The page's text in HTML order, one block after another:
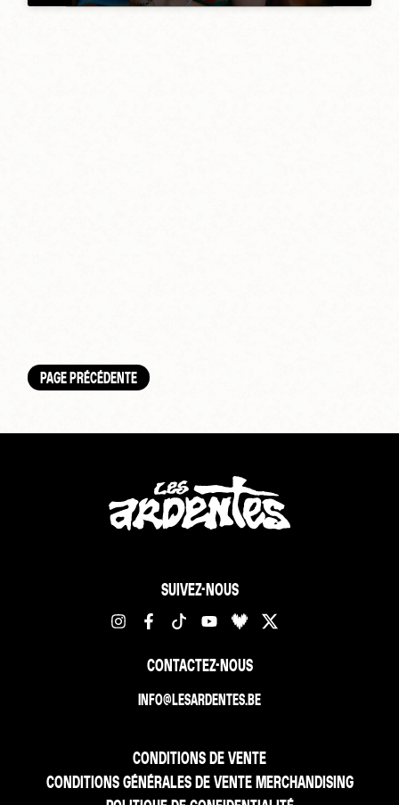
PAGE PRÉCÉDENTE
SUIVEZ-NOUS
CONTACTEZ-NOUS
INFO@LESARDENTES.BE
CONDITIONS DE VENTE
CONDITIONS GÉNÉRALES DE VENTE MERCHANDISING